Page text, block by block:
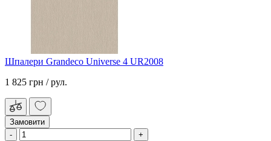
Шпалери Grandeco Universe 4 UR2008
1 825 грн / рул.
Замовити